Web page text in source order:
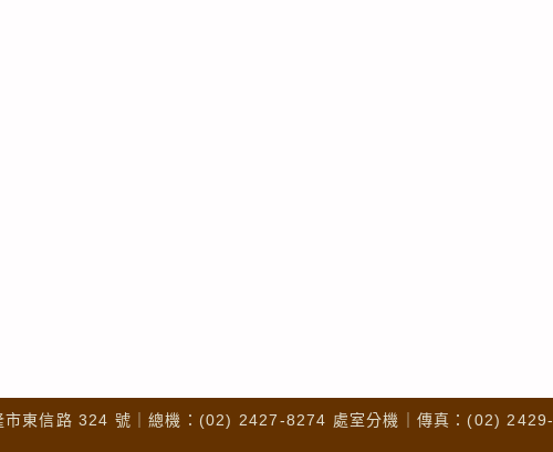
東信路 324 號｜總機：(02) 2427-8274 處室分機｜傳真：(02) 2429-